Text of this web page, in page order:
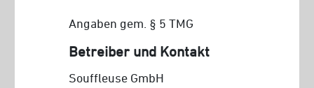
Angaben gem. § 5 TMG
Betreiber und Kontakt
Souffleuse GmbH